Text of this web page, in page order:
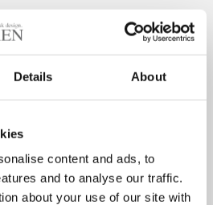
Details About
content and ads, to
and to analyse our traffic.
about your use of our site with
287928